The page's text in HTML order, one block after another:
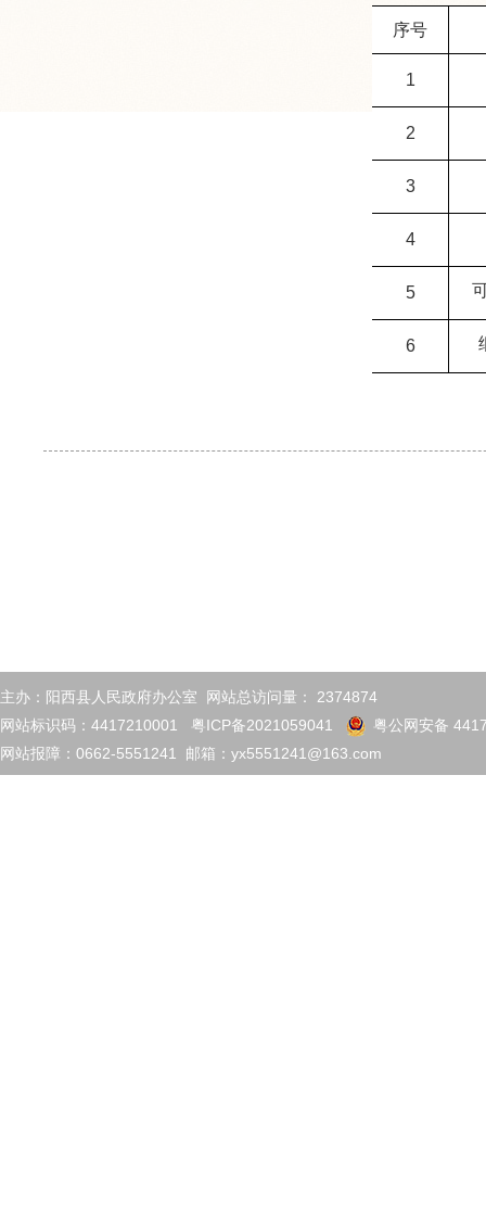
序号
1
2
3
4
5
6
主办：阳西县人民政府办公室 网站总访问量： 2374874
网站标识码：4417210001 粤ICP备2021059041
粤公网安备
网站报障：0662-5551241 邮箱：yx5551241@163.com